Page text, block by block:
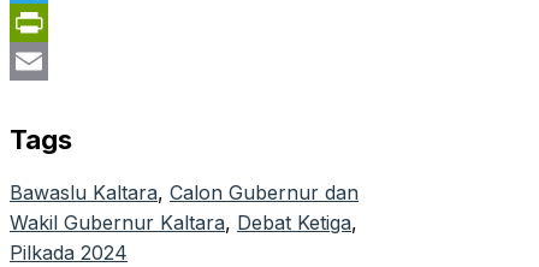
Telegram
PrintFriendly
Tags
Bawaslu Kaltara, Calon Gubernur dan
Wakil Gubernur Kaltara, Debat Ketiga
Pilkada 2024